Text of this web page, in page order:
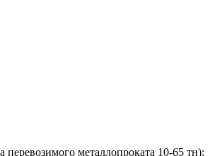
металлопроката 10-65 тн);